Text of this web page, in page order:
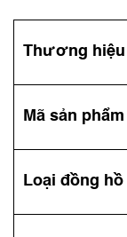
Thương hiệu
Mã sản phẩm
Loại đồng hồ